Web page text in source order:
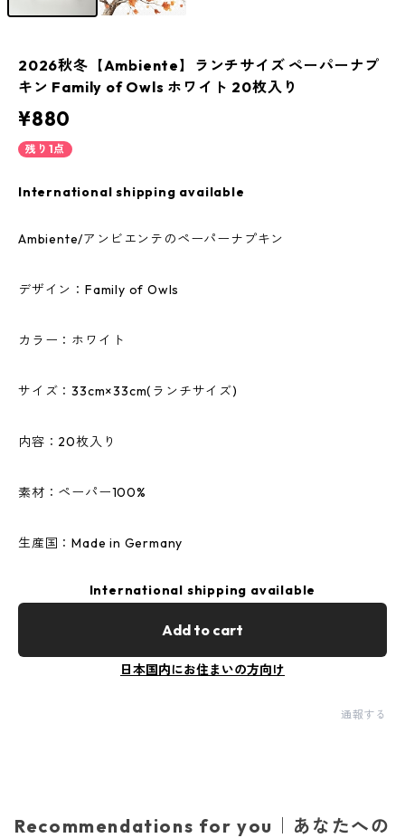
2026秋冬【Ambiente】ランチサイズ ペーパーナプ
キン Family of Owls ホワイト 20枚入り
¥880
残り1点
International shipping available
Ambiente/アンビエンテのペーパーナプキン
デザイン：Family of Owls
カラー：ホワイト
サイズ：33cm×33cm(ランチサイズ)
内容：20枚入り
素材：ペーパー100%
生産国：Made in Germany
International shipping available
Add to cart
日本国内にお住まいの方向け
通報する
Recommendations for you｜あなたへの